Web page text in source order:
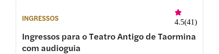
INGRESSOS 4.5(41)
Ingressos para o Teatro Antigo de Taormina
com audioguia